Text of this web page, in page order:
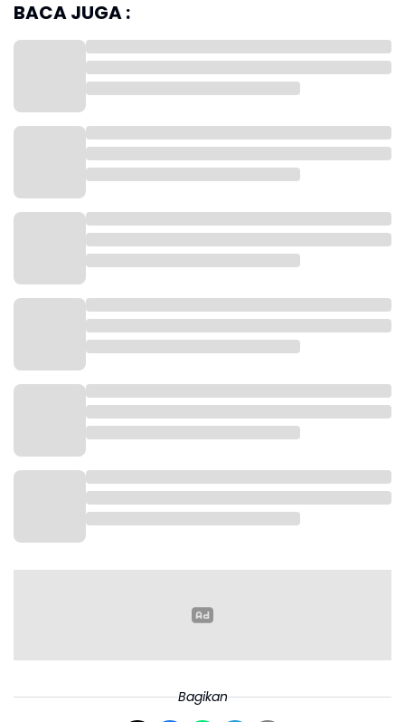
BACA JUGA :
Bagikan